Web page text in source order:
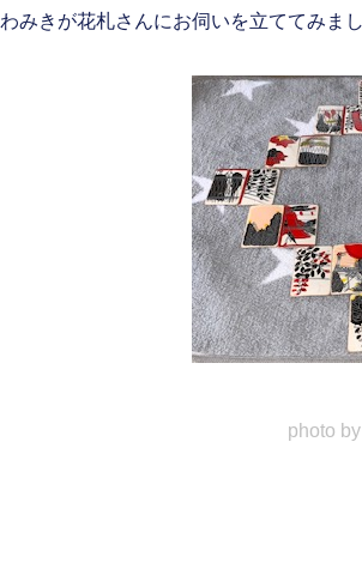
わみきが花札さんにお伺いを立ててみまし
photo